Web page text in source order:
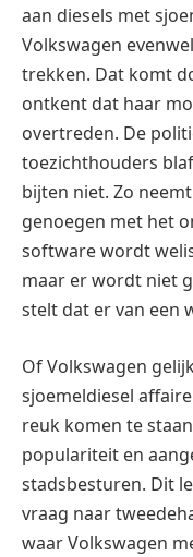
aan diesels met
Volkswagen
trekken. Dat komt
ontkent dat haar
overtreden. De
toezichthouders
bijten niet. Zo
genoegen met het
software wordt
maar er wordt niet
stelt dat er van een
Of Volkswagen
sjoemeldiesel
reuk komen te
populariteit en
stadsbesturen. Dit
vraag naar
waar Volkswagen